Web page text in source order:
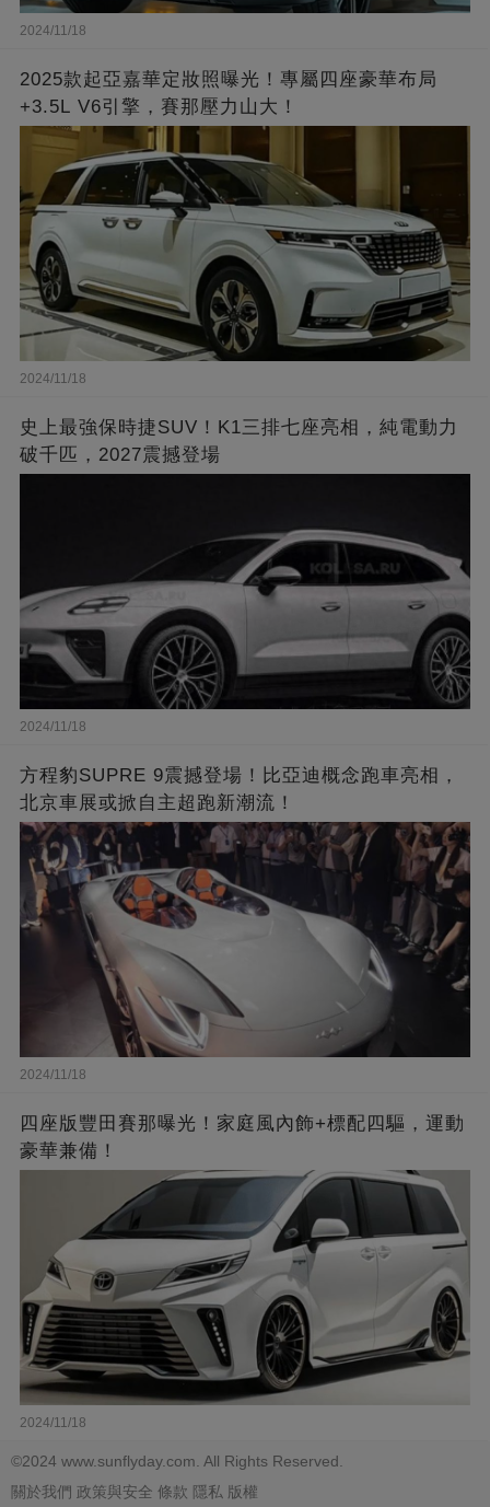
2024/11/18
2025款起亞嘉華定妝照曝光！專屬四座豪華布局
+3.5L V6引擎，賽那壓力山大！
2024/11/18
史上最強保時捷SUV！K1三排七座亮相，純電動力
破千匹，2027震撼登場
2024/11/18
方程豹SUPRE 9震撼登場！比亞迪概念跑車亮相，
北京車展或掀自主超跑新潮流！
2024/11/18
四座版豐田賽那曝光！家庭風內飾+標配四驅，運動
豪華兼備！
2024/11/18
©2024 www.sunflyday.com. All Rights Reserved.
關於我們 政策與安全 條款 隱私 版權